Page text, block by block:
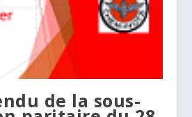
de la sous-